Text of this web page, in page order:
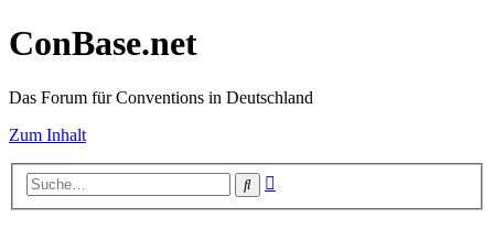
ConBase.net
Das Forum für Conventions in Deutschland
Zum Inhalt
Suche